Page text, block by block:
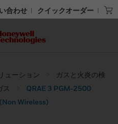
合わせ クイックオーダー
ューション
ガスと火炎の検
ス
QRAE 3 PGM-2500
Wireless)